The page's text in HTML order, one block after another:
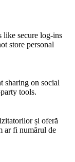
like secure log-ins
store personal
sharing on social
tools.
și oferă
ar fi numărul de